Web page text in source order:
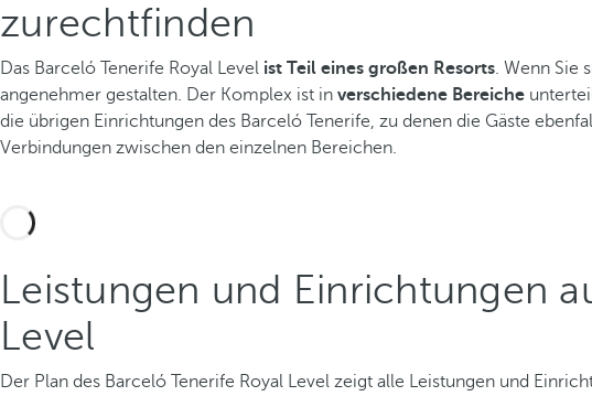
zurechtfinden
Das Barceló Tenerife Royal Level ist Teil eines großen Resorts. Wenn Sie
angenehmer gestalten. Der Komplex ist in verschiedene Bereiche
die übrigen Einrichtungen des Barceló Tenerife, zu denen die Gäste
Verbindungen zwischen den einzelnen Bereichen.
Leistungen und Einrichtungen
Level
Der Plan des Barceló Tenerife Royal Level zeigt alle Leistungen und